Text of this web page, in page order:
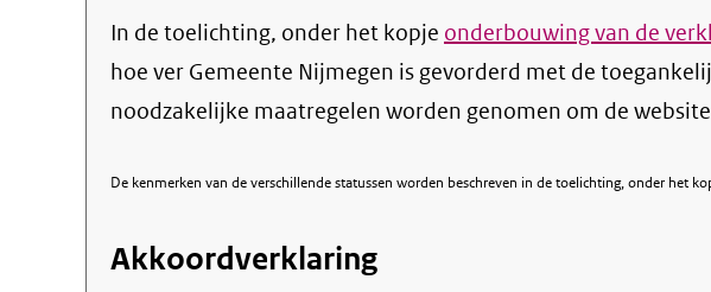
In de toelichting, onder het kopje onderbouwing van de
hoe ver Gemeente Nijmegen is gevorderd met de
noodzakelijke maatregelen worden genomen om de
De kenmerken van de verschillende statussen worden beschreven in de toelichting, onder het
Akkoordverklaring